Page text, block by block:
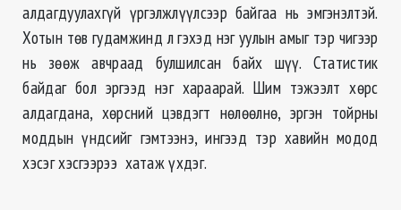
алдагдуулахгүй үргэлжлүүлсээр байгаа нь эмгэнэлтэй.
Хотын төв гудамжинд л гэхэд нэг уулын амыг тэр чигээр
нь зөөж авчраад булшилсан байх шүү. Статистик
байдаг бол эргээд нэг хараарай. Шим тэжээлт хөрс
алдагдана, хөрсний цэвдэгт нөлөөлнө, эргэн тойрны
моддын үндсийг гэмтээнэ, ингээд тэр хавийн модод
хэсэг хэсгээрээ хатаж үхдэг.